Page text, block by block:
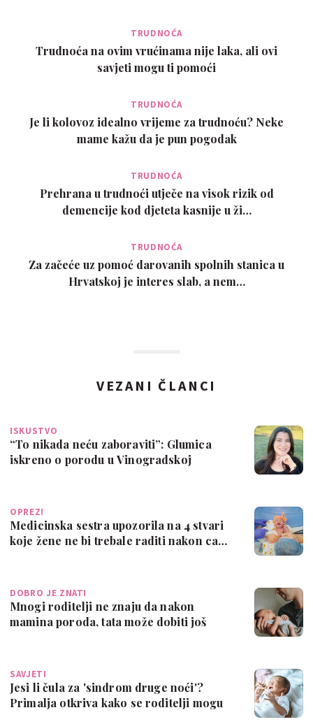
TRUDNOĆA
Trudnoća na ovim vrućinama nije laka, ali ovi
savjeti mogu ti pomoći
TRUDNOĆA
Je li kolovoz idealno vrijeme za trudnoću? Neke
mame kažu da je pun pogodak
TRUDNOĆA
Prehrana u trudnoći utječe na visok rizik od
demencije kod djeteta kasnije u ži…
TRUDNOĆA
Za začeće uz pomoć darovanih spolnih stanica u
Hrvatskoj je interes slab, a nem…
VEZANI ČLANCI
ISKUSTVO
“To nikada neću zaboraviti”: Glumica
iskreno o porodu u Vinogradskoj
OPREZ!
Medicinska sestra upozorila na 4 stvari
koje žene ne bi trebale raditi nakon ca…
DOBRO JE ZNATI
Mnogi roditelji ne znaju da nakon
mamina poroda, tata može dobiti još
SAVJETI
Jesi li čula za 'sindrom druge noći'?
Primalja otkriva kako se roditelji mogu